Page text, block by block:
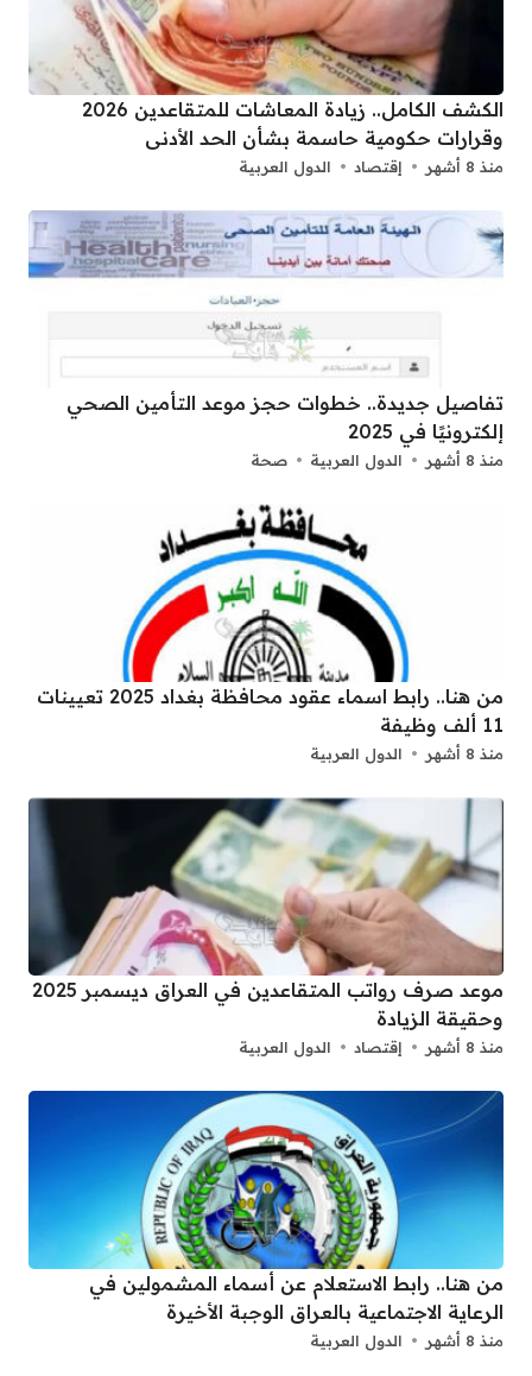
الكشف الكامل.. زيادة المعاشات للمتقاعدين 2026
وقرارات حكومية حاسمة بشأن الحد الأدنى
منذ 8 أشهر إقتصاد الدول العربية
تفاصيل جديدة.. خطوات حجز موعد التأمين الصحي
إلكترونيًا في 2025
منذ 8 أشهر الدول العربية صحة
من هنا.. رابط اسماء عقود محافظة بغداد 2025 تعيينات
11 ألف وظيفة
منذ 8 أشهر الدول العربية
موعد صرف رواتب المتقاعدين في العراق ديسمبر 2025
وحقيقة الزيادة
منذ 8 أشهر إقتصاد الدول العربية
من هنا.. رابط الاستعلام عن أسماء المشمولين في
الرعاية الاجتماعية بالعراق الوجبة الأخيرة
منذ 8 أشهر الدول العربية